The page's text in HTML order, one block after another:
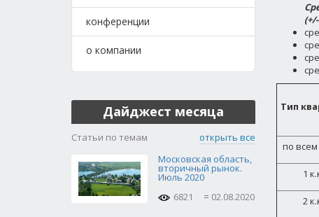
конференции
о компании
Дайджест месяца
Статьи по темам
открыть все
Московская область,
вторичный рынок.
Июль 2020
6821
02.08.2020
Тип
по
1
2